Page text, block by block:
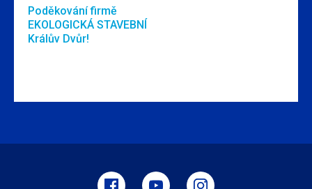
Poděkování firmě
EKOLOGICKÁ STAVEBNÍ
Králův Dvůr!